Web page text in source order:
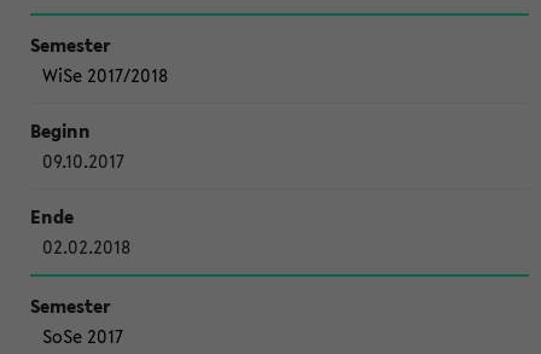
WiSe 2017/2018
09.10.2017
02.02.2018
SoSe 2017